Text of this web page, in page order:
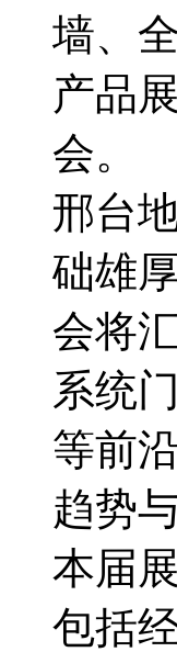
墙、
产品
会。
邢台
础雄
会将
系统
等前
趋势
本届
包括